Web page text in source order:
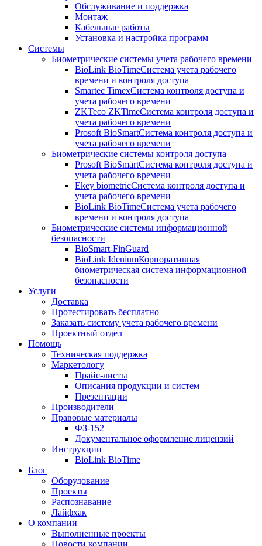
Обслуживание и поддержка
Монтаж
Кабельные работы
Установка и настройка программ
Системы
Биометрические системы учета рабочего времени
BioLink BioTimeСистема учета рабочего
времени и контроля доступа
Smartec TimexСистема контроля доступа и
учета рабочего времени
ZKTeco ZKTimeСистема контроля доступа и
учета рабочего времени
Prosoft BioSmartСистема контроля доступа и
учета рабочего времени
Биометрические системы контроля доступа
Prosoft BioSmartСистема контроля доступа и
учета рабочего времени
Ekey biometricСистема контроля доступа и
учета рабочего времени
BioLink BioTimeСистема учета рабочего
времени и контроля доступа
Биометрические системы информационной
безопасности
BioSmart-FinGuard
BioLink IdeniumКорпоративная
биометрическая система информационной
безопасности
Услуги
Доставка
Протестировать бесплатно
Заказать систему учета рабочего времени
Проектный отдел
Помощь
Техническая поддержка
Маркетологу
Прайс-листы
Описания продукции и систем
Презентации
Производители
Правовые материалы
ФЗ-152
Документальное оформление лицензий
Инструкции
BioLink BioTime
Блог
Оборудование
Проекты
Распознавание
Лайфхак
О компании
Выполненные проекты